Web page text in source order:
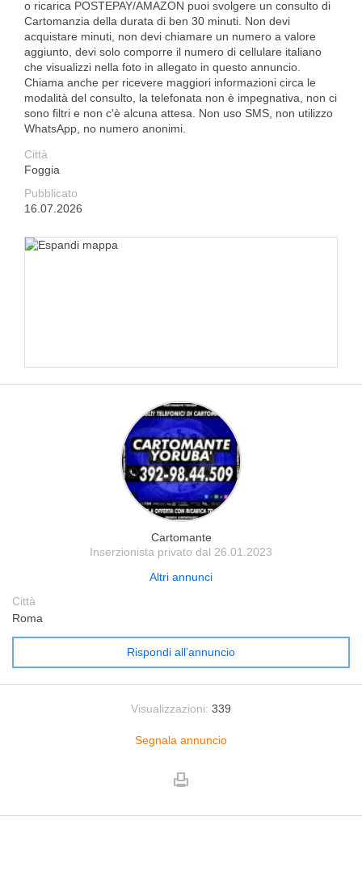
o ricarica POSTEPAY/AMAZON puoi svolgere un consulto di
Cartomanzia della durata di ben 30 minuti. Non devi
acquistare minuti, non devi chiamare un numero a valore
aggiunto, devi solo comporre il numero di cellulare italiano
che visualizzi nella foto in allegato in questo annuncio.
Chiama anche per ricevere maggiori informazioni circa le
modalità del consulto, la telefonata non è impegnativa, non ci
sono filtri e non c'è alcuna attesa. Non uso SMS, non utilizzo
WhatsApp, no numero anonimi.
Città
Foggia
Pubblicato
16.07.2026
Cartomante
Inserzionista privato dal 26.01.2023
Altri annunci
Città
Roma
Rispondi all’annuncio
Visualizzazioni: 339
Segnala annuncio